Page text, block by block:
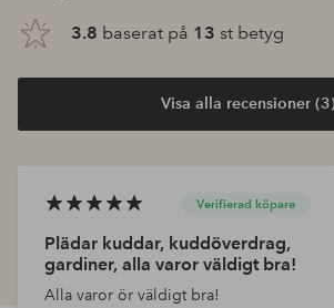
3.8 baserat på 13 st betyg
Visa alla recensioner (3)
Verifierad köpare
Plädar kuddar, kuddöverdrag,
gardiner, alla varor väldigt bra!
Alla varor ör väldigt bra!